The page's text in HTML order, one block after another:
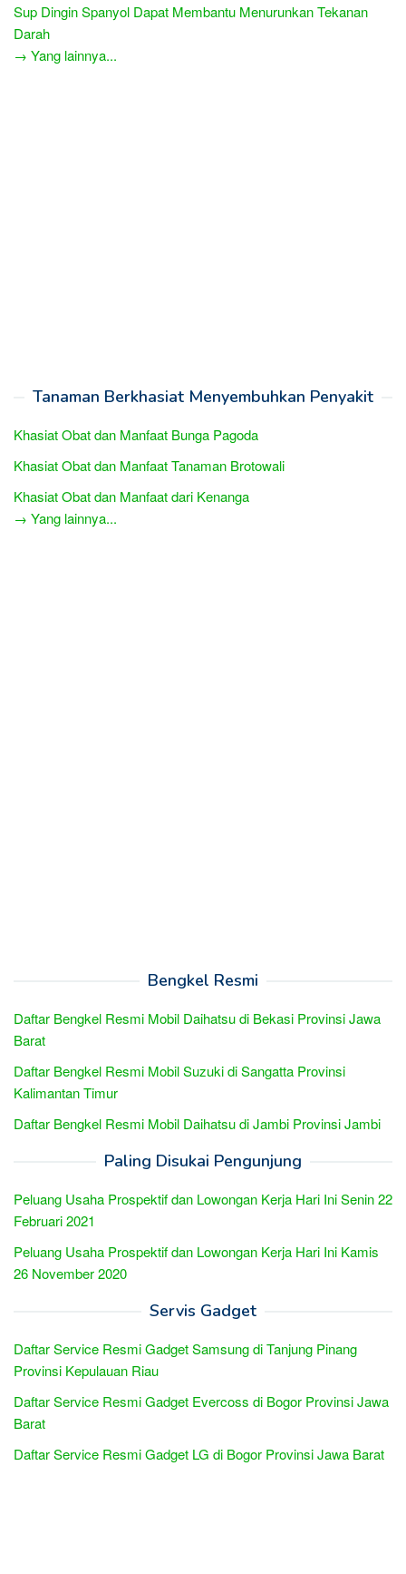
Sup Dingin Spanyol Dapat Membantu Menurunkan Tekanan
Darah
→ Yang lainnya...
Tanaman Berkhasiat Menyembuhkan Penyakit
Khasiat Obat dan Manfaat Bunga Pagoda
Khasiat Obat dan Manfaat Tanaman Brotowali
Khasiat Obat dan Manfaat dari Kenanga
→ Yang lainnya...
Bengkel Resmi
Daftar Bengkel Resmi Mobil Daihatsu di Bekasi Provinsi Jawa
Barat
Daftar Bengkel Resmi Mobil Suzuki di Sangatta Provinsi
Kalimantan Timur
Daftar Bengkel Resmi Mobil Daihatsu di Jambi Provinsi Jambi
Paling Disukai Pengunjung
Peluang Usaha Prospektif dan Lowongan Kerja Hari Ini Senin 22
Februari 2021
Peluang Usaha Prospektif dan Lowongan Kerja Hari Ini Kamis
26 November 2020
Servis Gadget
Daftar Service Resmi Gadget Samsung di Tanjung Pinang
Provinsi Kepulauan Riau
Daftar Service Resmi Gadget Evercoss di Bogor Provinsi Jawa
Barat
Daftar Service Resmi Gadget LG di Bogor Provinsi Jawa Barat